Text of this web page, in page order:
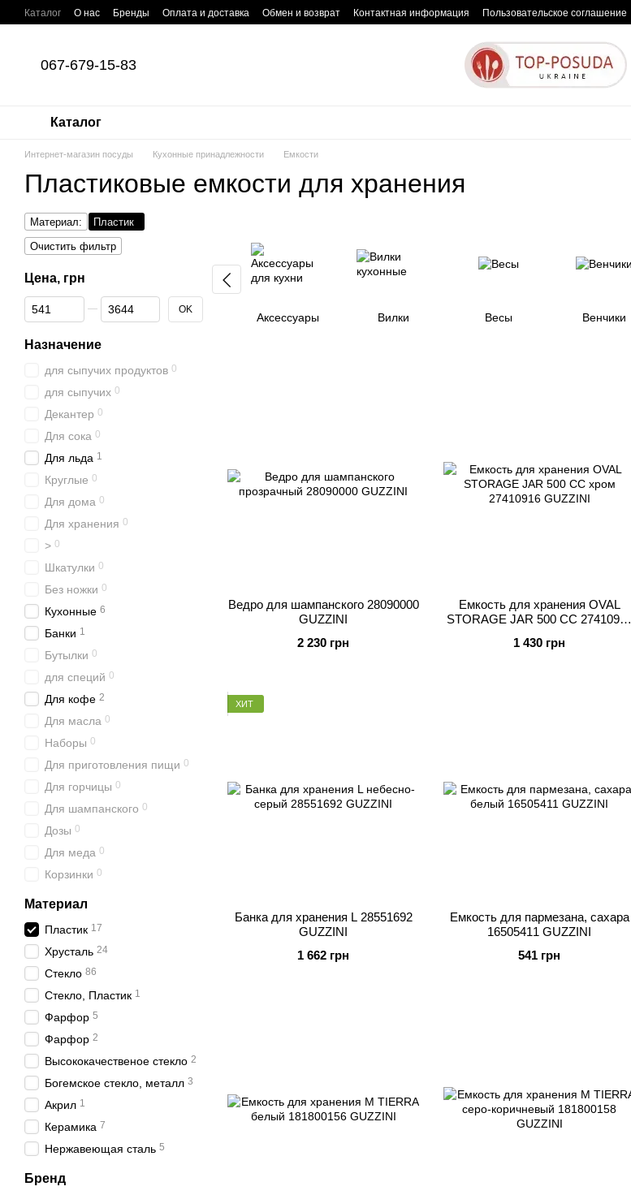
Перейти к основному контенту
Каталог О нас Бренды Оплата и доставка Обмен и возврат Контактная информация Пользовательское соглашение
067-679-15-83
Каталог
Интернет-магазин посуды Кухонные принадлежности Емкости
Пластиковые емкости для хранения
Аксессуары Вилки Весы Венчики
Ведро для шампанского 28090000
GUZZINI
2 230 грн
Емкость для хранения OVAL
STORAGE JAR 500 CC 27410916
1 430 грн
ХИТ
Банка для хранения L 28551692
GUZZINI
1 662 грн
Емкость для пармезана, сахара
16505411 GUZZINI
541 грн
Материал:
Пластик
Очистить фильтр
Цена, грн
От Цена, грн
До Цена, грн OK
Назначение
для сыпучих продуктов 0
для сыпучих 0
Декантер 0
Для сока 0
Для льда 1
Круглые 0
Для дома 0
Для хранения 0
> 0
Шкатулки 0
Без ножки 0
Кухонные 6
Банки 1
Бутылки 0
для специй 0
Для кофе 2
Для масла 0
Наборы 0
Для приготовления пищи 0
Для горчицы 0
Для шампанского 0
Дозы 0
Для меда 0
Корзинки 0
Материал
Пластик 17
Хрусталь 24
Стекло 86
Стекло, Пластик 1
Фарфор 5
Фарфор 2
Высококачественое стекло 2
Богемское стекло, металл 3
Акрил 1
Керамика 7
Нержавеющая сталь 5
Бренд